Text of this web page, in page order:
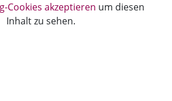
Cookies akzeptieren um diesen
Inhalt zu sehen.